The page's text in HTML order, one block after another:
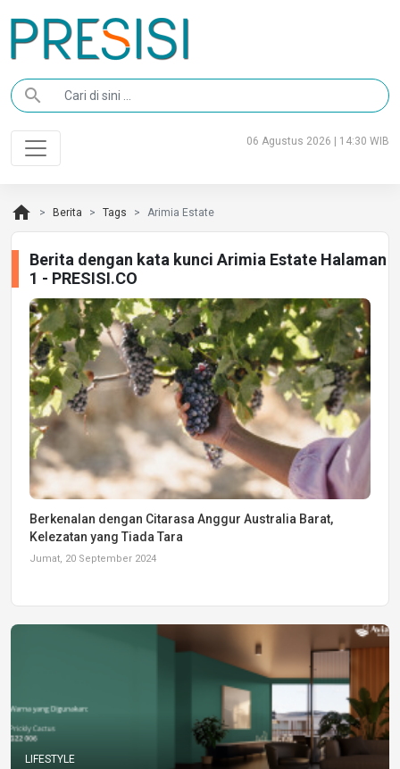
search
06 Agustus 2026 | 14:30 WIB
home Berita Tags Arimia Estate
Berita dengan kata kunci Arimia Estate Halaman
1 - PRESISI.CO
Berkenalan dengan Citarasa Anggur Australia Barat,
Kelezatan yang Tiada Tara
Jumat, 20 September 2024
LIFESTYLE